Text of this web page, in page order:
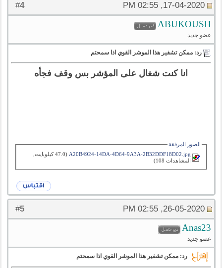
#
4 17-04-2020, 02:55 PM
ABUKOUSH
عضو جديد
رد: ممكن تشفير هذا الموشر القوي اذا سمحتم
انا كنت شغال على المؤشر بس وقف فجأه
الصور المرفقة
A20B4924-14DA-4D64-9A3A-2B32DDF18D02.jpg‏
(47.0 كيلوبايت,
المشاهدات 108)
#
5 26-05-2020, 02:55 PM
Anas23
عضو جديد
رد: ممكن تشفير هذا الموشر القوي اذا سمحتم